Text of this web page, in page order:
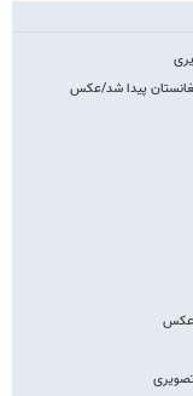
پیدا شد/عکس
عکس